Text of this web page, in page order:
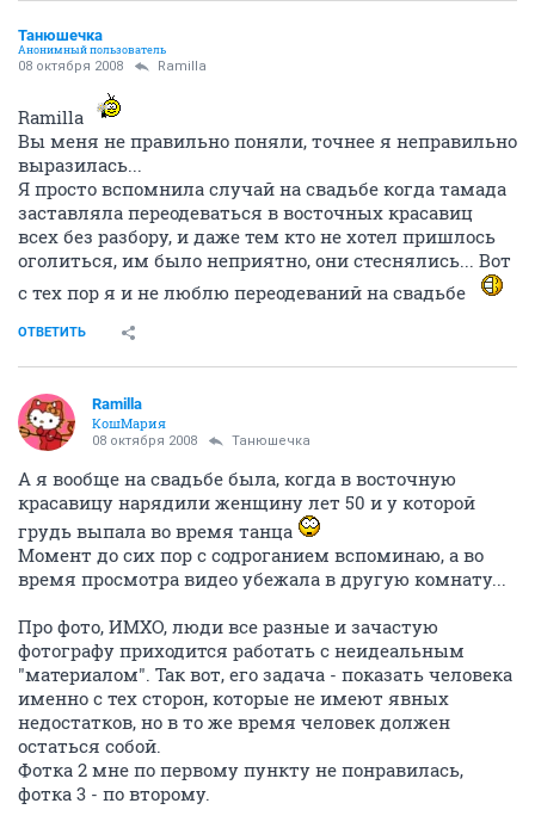
Танюшечка
Анонимный пользователь
08 октября 2008 Ramilla
Ramilla
Вы меня не правильно поняли, точнее я неправильно
выразилась...
Я просто вспомнила случай на свадьбе когда тамада
заставляла переодеваться в восточных красавиц
всех без разбору, и даже тем кто не хотел пришлось
оголиться, им было неприятно, они стеснялись... Вот
с тех пор я и не люблю переодеваний на свадьбе
ОТВЕТИТЬ
Ramilla
КошМария
08 октября 2008 Танюшечка
А я вообще на свадьбе была, когда в восточную
красавицу нарядили женщину лет 50 и у которой
грудь выпала во время танца
Момент до сих пор с содроганием вспоминаю, а во
время просмотра видео убежала в другую комнату...
Про фото, ИМХО, люди все разные и зачастую
фотографу приходится работать с неидеальным
"материалом". Так вот, его задача - показать человека
именно с тех сторон, которые не имеют явных
недостатков, но в то же время человек должен
остаться собой.
Фотка 2 мне по первому пункту не понравилась,
фотка 3 - по второму.